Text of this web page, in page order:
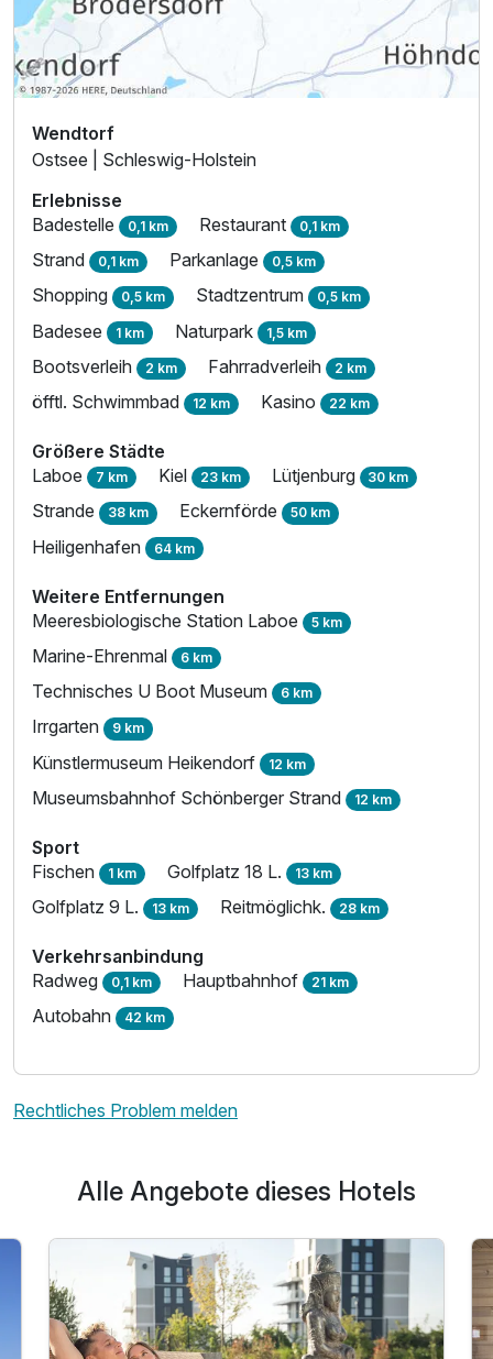
Wendtorf
Ostsee | Schleswig-Holstein
Erlebnisse
Badestelle 0,1 km Restaurant 0,1 km
Strand 0,1 km Parkanlage 0,5 km
Shopping 0,5 km Stadtzentrum 0,5 km
Badesee 1 km Naturpark 1,5 km
Bootsverleih 2 km Fahrradverleih 2 km
öfftl. Schwimmbad 12 km Kasino 22 km
Größere Städte
Laboe 7 km Kiel 23 km Lütjenburg 30 km
Strande 38 km Eckernförde 50 km
Heiligenhafen 64 km
Weitere Entfernungen
Meeresbiologische Station Laboe 5 km
Marine-Ehrenmal 6 km
Technisches U Boot Museum 6 km
Irrgarten 9 km
Künstlermuseum Heikendorf 12 km
Museumsbahnhof Schönberger Strand 12 km
Sport
Fischen 1 km Golfplatz 18 L. 13 km
Golfplatz 9 L. 13 km Reitmöglichk. 28 km
Verkehrsanbindung
Radweg 0,1 km Hauptbahnhof 21 km
Autobahn 42 km
Rechtliches Problem melden
Alle Angebote dieses Hotels